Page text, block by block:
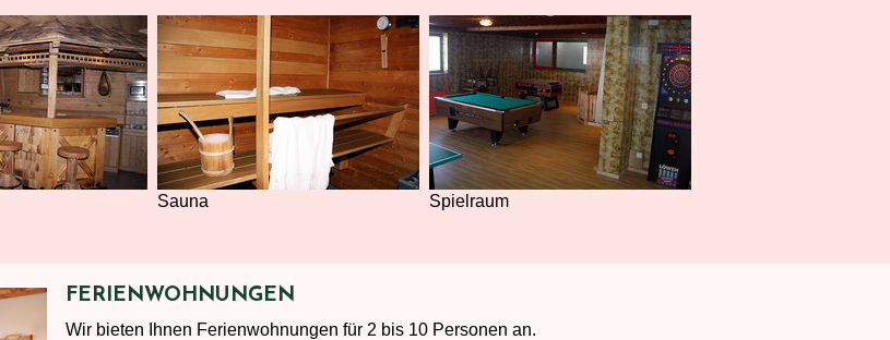
Sauna Spielraum
FERIENWOHNUNGEN
Wir bieten Ihnen Ferienwohnungen für 2 bis 10 Personen an.